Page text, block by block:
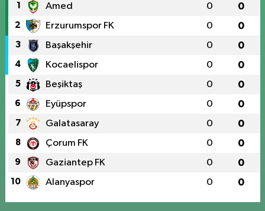
1 Amed 0 0
2 Erzurumspor FK 0 0
3 Başakşehir 0 0
4 Kocaelispor 0 0
5 Beşiktaş 0 0
6 Eyüpspor 0 0
7 Galatasaray 0 0
8 Çorum FK 0 0
9 Gaziantep FK 0 0
10 Alanyaspor 0 0